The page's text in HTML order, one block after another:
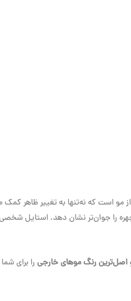
مو است که نه‌تنها به تغییر ظاهر
جوان‌تر نشان دهد، استایل شخصی
اصل‌ترین رنگ موهای خارجی را برای